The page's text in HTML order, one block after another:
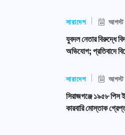
সারাদেশ আগস্ট
যুবদল নেতার বিরুদ্ধে
অভিযোগ; প্রতিবাদে
সারাদেশ আগস্ট
সিরাজগঞ্জে ১৯৫৮ পিস
কারবারি মোস্তাক